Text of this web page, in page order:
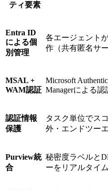
ティ要素
Entra ID
による個
別管理
各エージェント
作（共有匿名サ
MSAL +
WAM認証
Microsoft
Managerによる認
認証情報
保護
タスク単位でス
外・エンドツー
Purview統
合
秘密度ラベルと
ーをリアルタイ